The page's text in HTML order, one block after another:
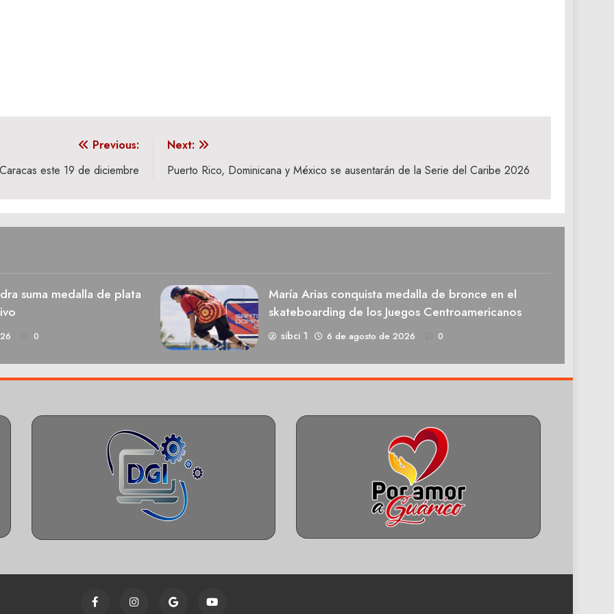
Previous:
este 19 de diciembre
Next:
Puerto Rico, Dominicana y México se ausentarán de la Serie del Caribe 2026
suma medalla de plata
0
María Arias conquista medalla de bronce en el
skateboarding de los Juegos Centroamericanos
sibci 1 6 de agosto de 2026 0